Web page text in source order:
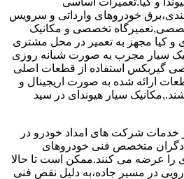
خودروهای وارداتی و سرویس
تخصصی و مکانیک
و کیا مجهز به تعمیر در محل مشتری
سیار مجرب به صورت شبانه روزی
گیربکس استفاده از قطعات اصلی
ارائه شده به صورت اریجینال و
سیار هیوندای در سید
خدمات شرکت های امداد خودرو در
متخصص فنی خودروهای
را عرضه می کنند.ممکن است تا حالا
در مسیر جاده،به دلیل نقص فنی